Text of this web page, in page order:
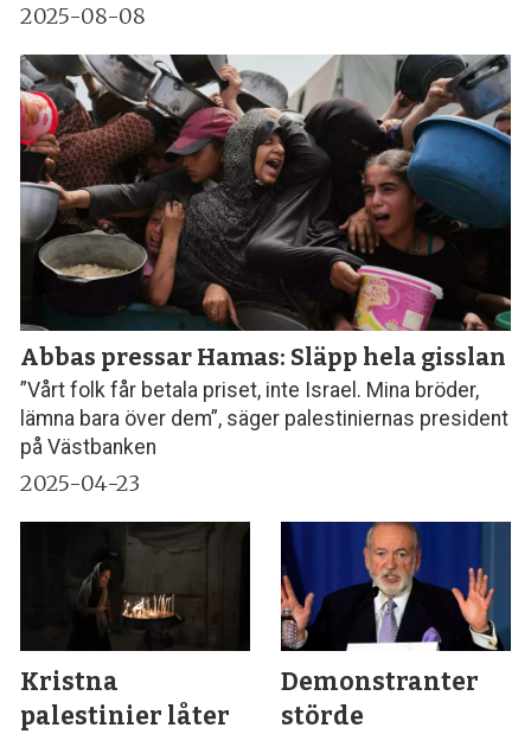
2025-08-08
Abbas pressar Hamas: Släpp hela gisslan
”Vårt folk får betala priset, inte Israel. Mina bröder,
lämna bara över dem”, säger palestiniernas president
på Västbanken
2025-04-23
Kristna
palestinier låter
Demonstranter
störde